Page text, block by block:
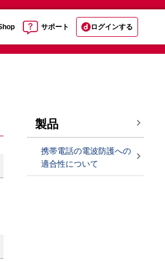
サポート ログインする
製品
携帯電話の電波防護への
適合性について